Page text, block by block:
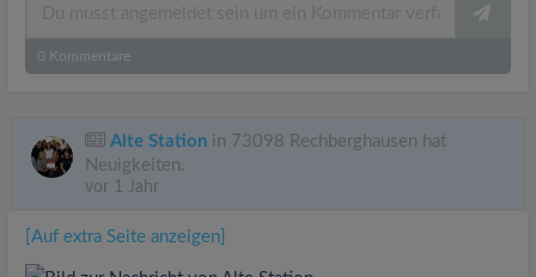
0 Kommentare
Alte Station in 73098 Rechberghausen hat
Neuigkeiten.
vor 1 Jahr
[Auf extra Seite anzeigen]